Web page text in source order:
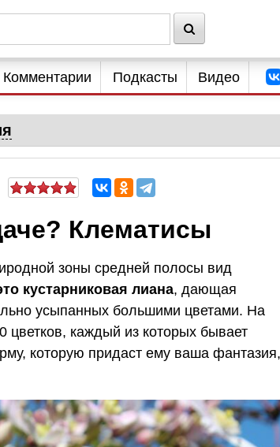
Комментарии Подкасты Видео
Клематисы
зоны средней полосы вид
кустарниковая лиана, дающая
усыпанных большими цветами. На
каждый из которых бывает
которую придаст ему ваша